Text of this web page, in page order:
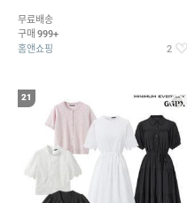
무료배송
구매 999+
홈앤쇼핑 2
21